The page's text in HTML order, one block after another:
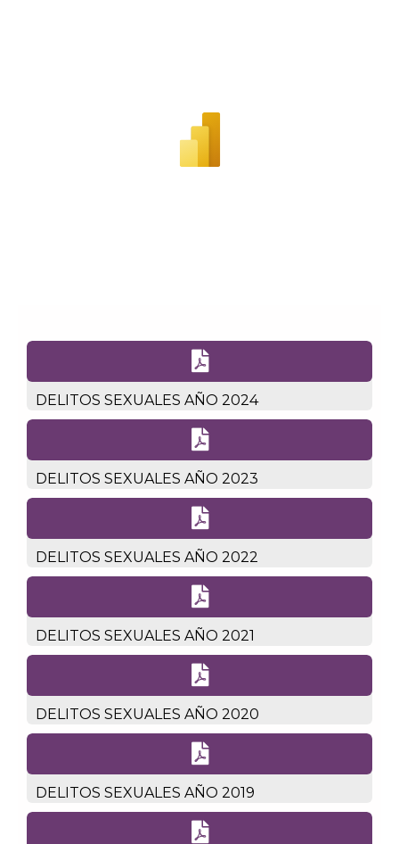

DELITOS SEXUALES AÑO 2024

DELITOS SEXUALES AÑO 2023

DELITOS SEXUALES AÑO 2022

DELITOS SEXUALES AÑO 2021

DELITOS SEXUALES AÑO 2020

DELITOS SEXUALES AÑO 2019
